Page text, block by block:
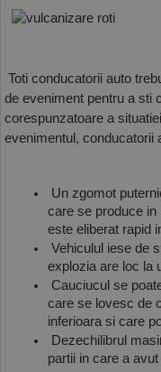
Toti conducatorii auto
de eveniment pentru a sti
corespunzatoare a
evenimentul, conducatorii
Un zgomot
care se produce in
este eliberat rapid
Vehiculul iese de
explozia are loc la
Cauciucul se
care se lovesc de
inferioara si care
Dezechilibrul
partii in care a